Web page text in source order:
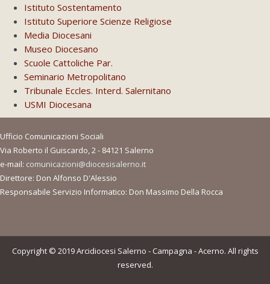
Istituto Sostentamento
Istituto Superiore Scienze Religiose
Media Diocesani
Museo Diocesano
Scuole Cattoliche Par.
Seminario Metropolitano
Tribunale Eccles. Interd. Salernitano
USMI Diocesana
Ufficio Comunicazioni Sociali
Via Roberto il Guiscardo, 2 - 84121 Salerno
e-mail: comunicazioni@diocesisalerno.it
Direttore: Don Alfonso D'Alessio
Responsabile Servizio Informatico: Don Massimo Della Rocca
Copyright © 2019 Arcidiocesi Salerno - Campagna - Acerno. All rights
reserved.